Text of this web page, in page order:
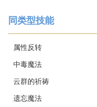
同类型技能
属性反转
中毒魔法
云群的祈祷
遗忘魔法